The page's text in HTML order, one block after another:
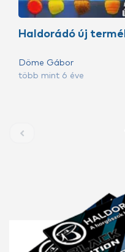
Haldorádó új
Döme Gábor
több mint 6 éve